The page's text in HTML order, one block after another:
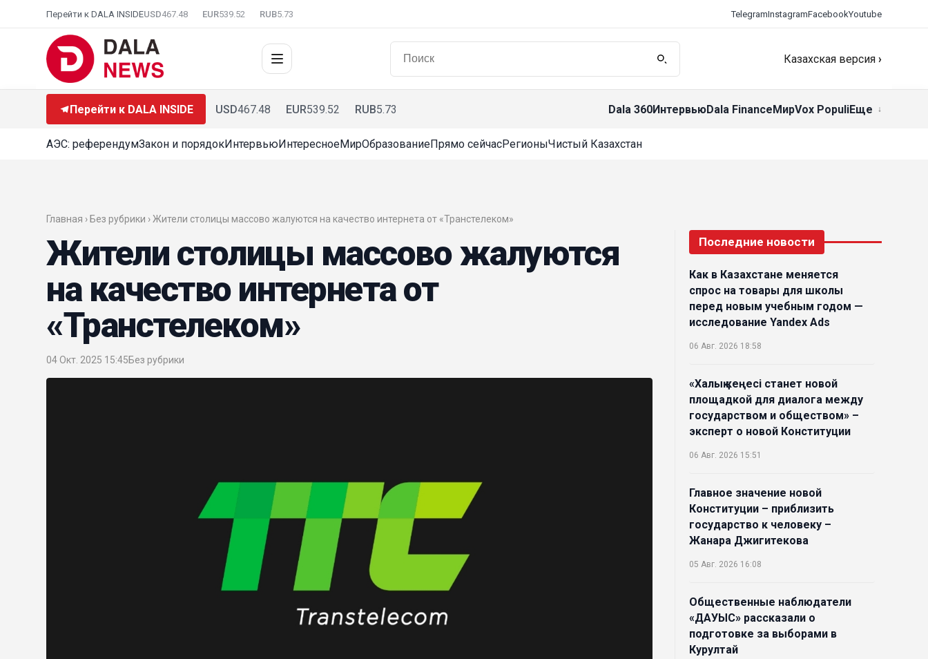
Перейти к DALA INSIDEUSD467.48 EUR539.52 RUB5.73 TelegramInstagramFacebookYoutube
Казахская версия ›
Перейти к DALA INSIDE USD467.48 EUR539.52 RUB5.73 Dala 360ИнтервьюDala FinanceМирVox PopuliЕще
АЭС: референдумЗакон и порядокИнтервьюИнтересноеМирОбразованиеПрямо сейчасРегионыЧистый Казахстан
Главная › Без рубрики › Жители столицы массово жалуются на качество интернета от «Транстелеком»
Жители столицы массово жалуются
на качество интернета от
«Транстелеком»
04 Окт. 2025 15:45Без рубрики
Последние новости
Как в Казахстане меняется
спрос на товары для школы
перед новым учебным годом —
исследование Yandex Ads
06 Авг. 2026 18:58
«Халық кеңесі станет новой
площадкой для диалога между
государством и обществом» –
эксперт о новой Конституции
06 Авг. 2026 15:51
Главное значение новой
Конституции – приблизить
государство к человеку –
Жанара Джигитекова
05 Авг. 2026 16:08
Общественные наблюдатели
«ДАУЫС» рассказали о
подготовке за выборами в
Курултай